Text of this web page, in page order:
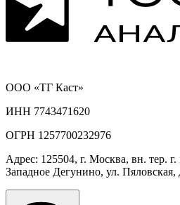
ООО «ТГ Каст»
ИНН 7743471620
ОГРН 1257700232976
Адрес: 125504, г. Москва, вн. тер.
Западное Дегунино, ул.